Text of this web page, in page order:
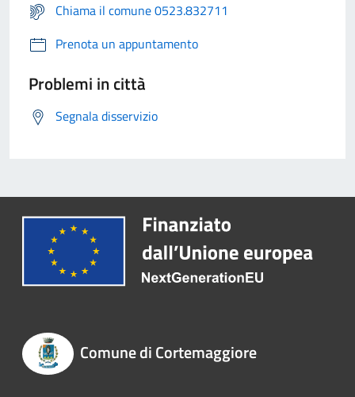
Chiama il comune 0523.832711
Prenota un appuntamento
Problemi in città
Segnala disservizio
Comune di Cortemaggiore